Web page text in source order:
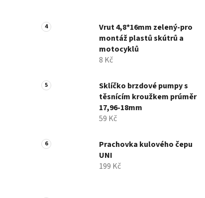
Vrut 4,8*16mm zelený-pro
montáž plastů skútrů a
motocyklů
8 Kč
Sklíčko brzdové pumpy s
těsnícím kroužkem prúměr
17,96-18mm
59 Kč
Prachovka kulového čepu
UNI
199 Kč